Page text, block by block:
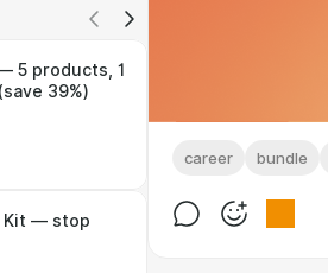
5 products, 1
39%)
Kit — stop
career bundle